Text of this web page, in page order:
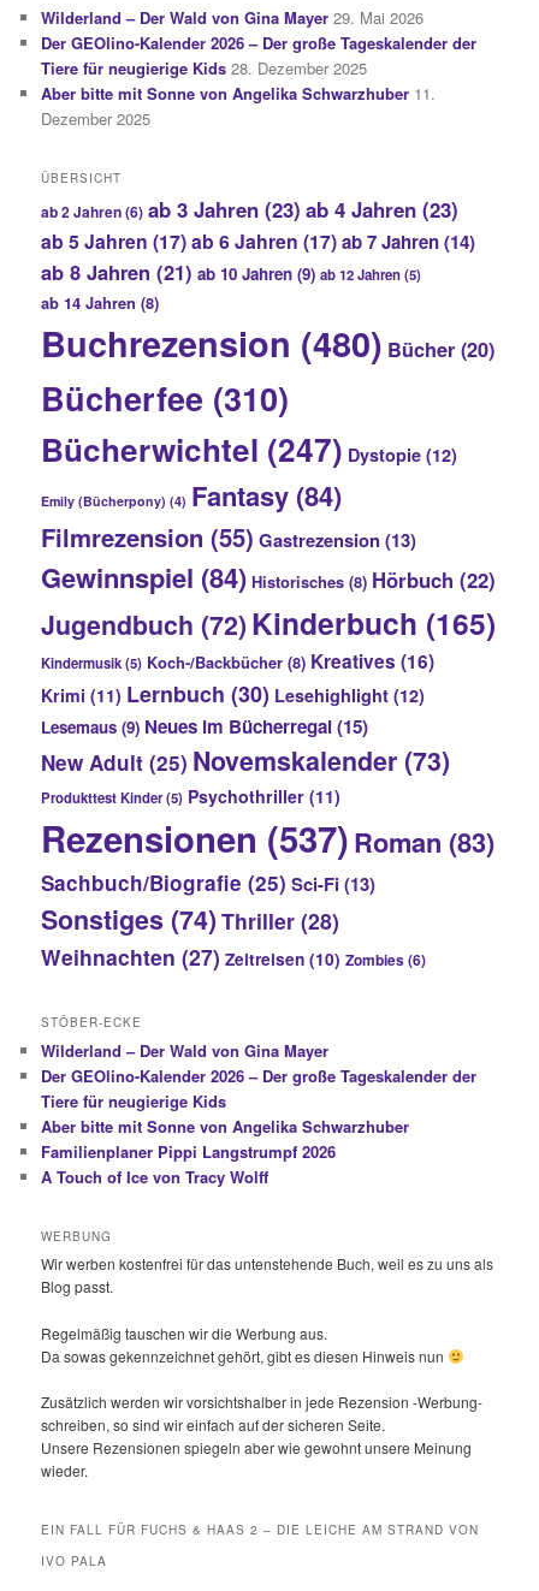
Wilderland – Der Wald von Gina Mayer 29. Mai 2026
Der GEOlino-Kalender 2026 – Der große Tageskalender der
Tiere für neugierige Kids 28. Dezember 2025
Aber bitte mit Sonne von Angelika Schwarzhuber 11.
Dezember 2025
ÜBERSICHT
ab 2 Jahren(6) ab 3 Jahren (23) ab 4 Jahren (23)
ab 5 Jahren (17)ab 6 Jahren (17)ab 7 Jahren(14)
ab 8 Jahren (21) ab 10 Jahren (9) ab 12 Jahren(5)
ab 14 Jahren (8)
Buchrezension (480) Bücher (20)
Bücherfee (310)
Bücherwichtel (247) Dystopie (12)
Emily (Bücherpony) (4) Fantasy (84)
Filmrezension (55) Gastrezension (13)
Gewinnspiel (84) Historisches (8) Hörbuch (22)
Jugendbuch (72)Kinderbuch (165)
Kindermusik(5) Koch-/Backbücher (8) Kreatives (16)
Krimi (11) Lernbuch (30) Lesehighlight (12)
Lesemaus (9) Neues im Bücherregal(15)
New Adult (25) Novemskalender(73)
Produkttest Kinder(5) Psychothriller (11)
Rezensionen (537)Roman (83)
Sachbuch/Biografie (25) Sci-Fi (13)
Sonstiges (74) Thriller (28)
Weihnachten (27) Zeitreisen (10) Zombies(6)
STÖBER-ECKE
Wilderland – Der Wald von Gina Mayer
Der GEOlino-Kalender 2026 – Der große Tageskalender der
Tiere für neugierige Kids
Aber bitte mit Sonne von Angelika Schwarzhuber
Familienplaner Pippi Langstrumpf 2026
A Touch of Ice von Tracy Wolff
WERBUNG
Wir werben kostenfrei für das untenstehende Buch, weil es zu uns als
Blog passt.
Regelmäßig tauschen wir die Werbung aus.
Da sowas gekennzeichnet gehört, gibt es diesen Hinweis nun
Zusätzlich werden wir vorsichtshalber in jede Rezension -Werbung-
schreiben, so sind wir einfach auf der sicheren Seite.
Unsere Rezensionen spiegeln aber wie gewohnt unsere Meinung
wieder.
EIN FALL FÜR FUCHS & HAAS 2 – DIE LEICHE AM STRAND VON
IVO PALA